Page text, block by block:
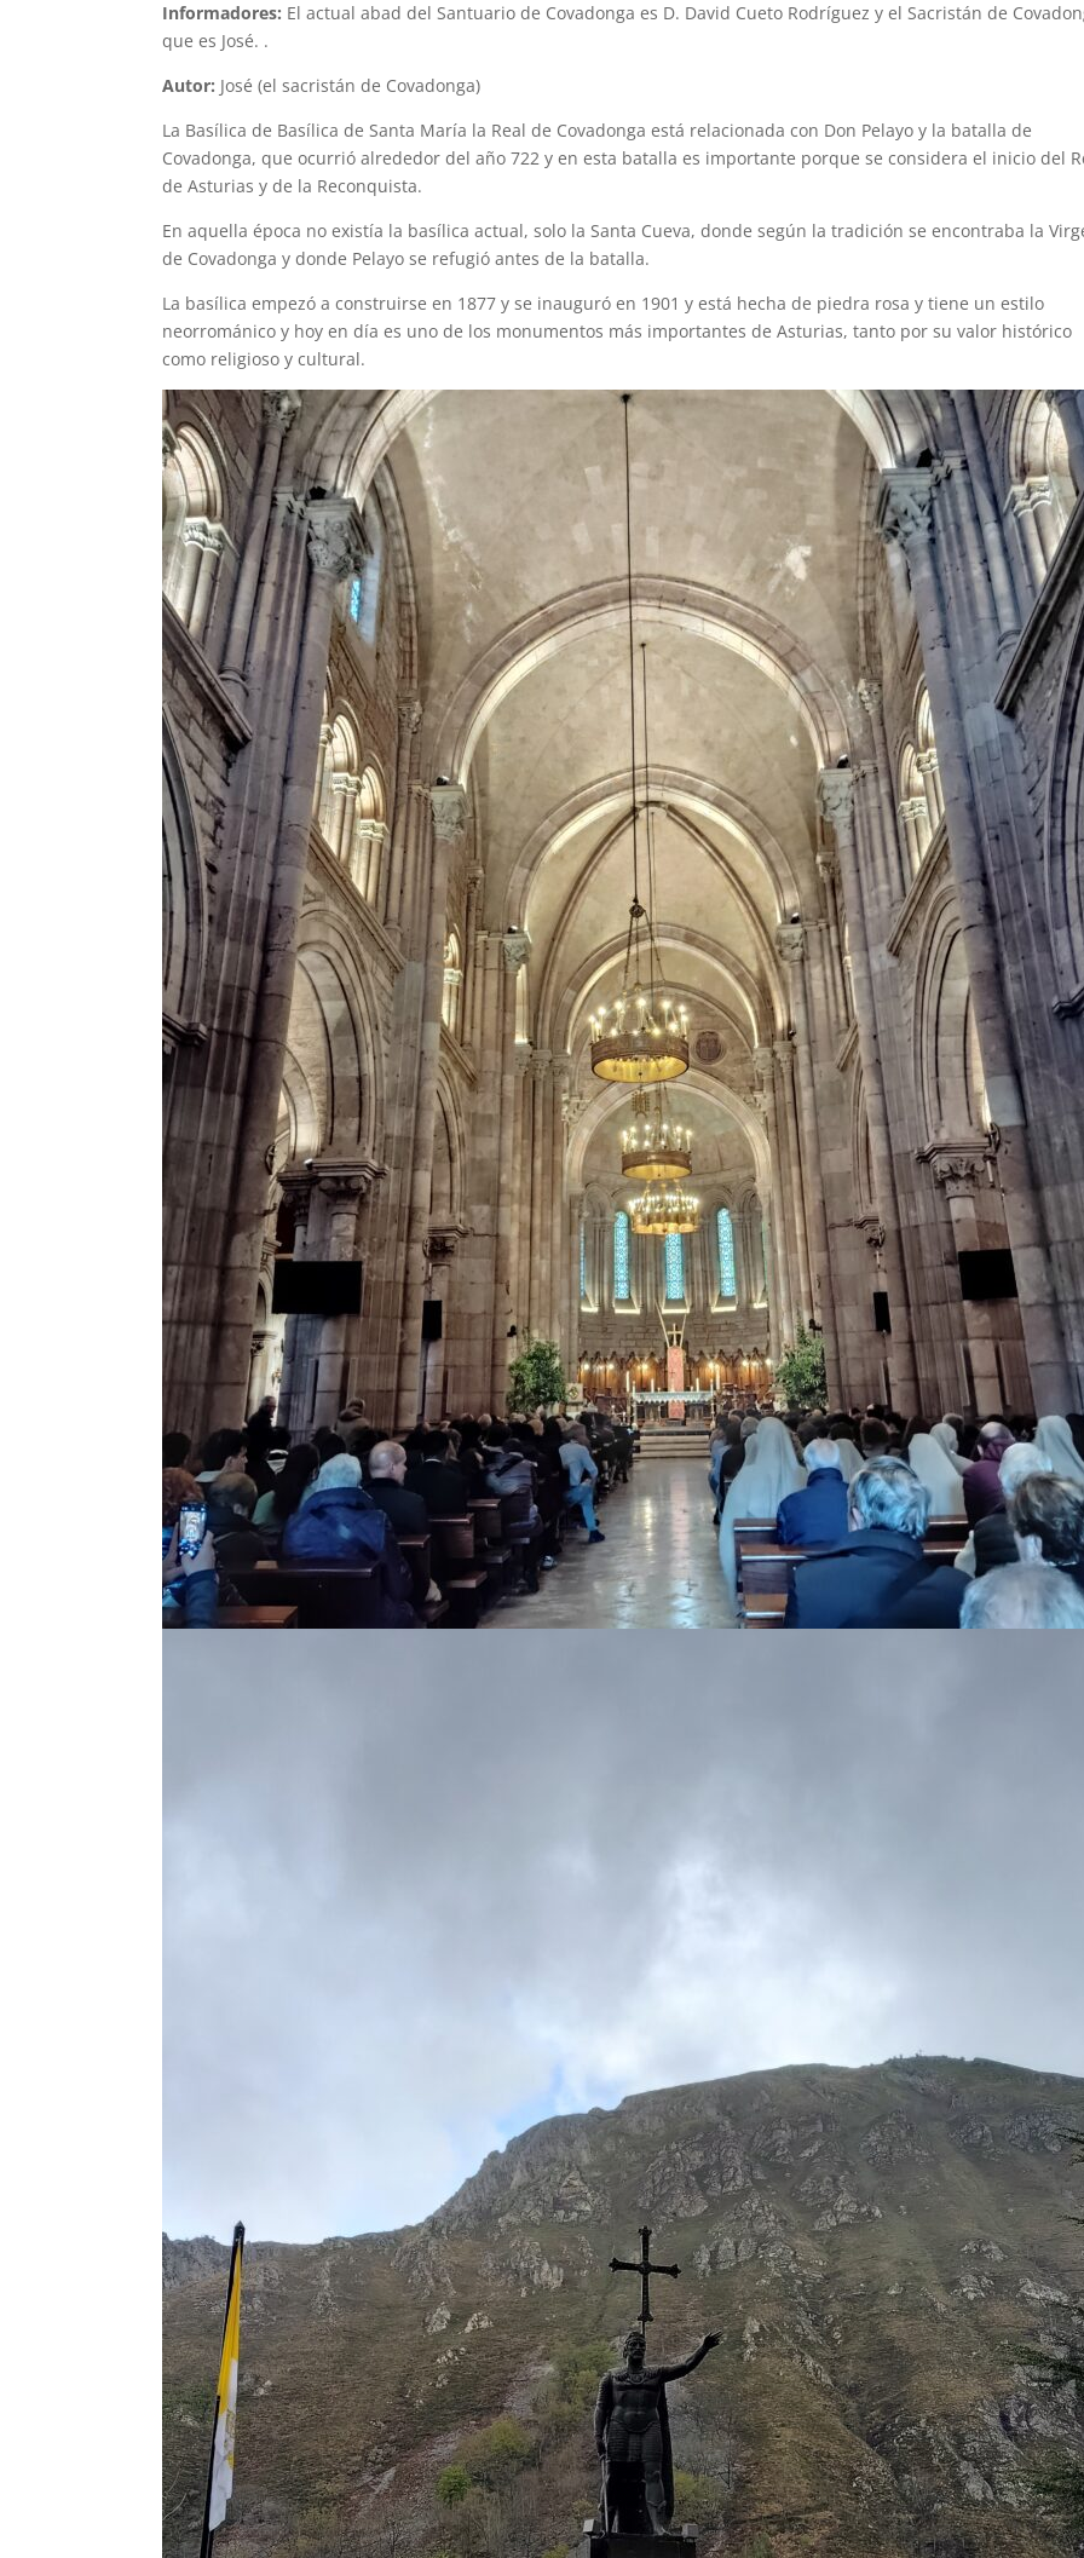
Informadores: El actual abad del Santuario de Covadonga es D. David Cueto Rodríguez y el Sacristán de
que es José. .
Autor: José (el sacristán de Covadonga)
La Basílica de Basílica de Santa María la Real de Covadonga está relacionada con Don Pelayo y la batalla de
Covadonga, que ocurrió alrededor del año 722 y en esta batalla es importante porque se considera el inicio del
de Asturias y de la Reconquista.
En aquella época no existía la basílica actual, solo la Santa Cueva, donde según la tradición se encontraba la
de Covadonga y donde Pelayo se refugió antes de la batalla.
La basílica empezó a construirse en 1877 y se inauguró en 1901 y está hecha de piedra rosa y tiene un estilo
neorrománico y hoy en día es uno de los monumentos más importantes de Asturias, tanto por su valor histórico
como religioso y cultural.